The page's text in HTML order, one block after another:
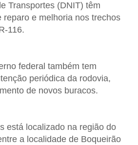
Transportes (DNIT) têm
reparo e melhoria nos trechos
116.
federal também tem
periódica da rodovia,
de novos buracos.
está localizado na região do
a localidade de Boqueirão